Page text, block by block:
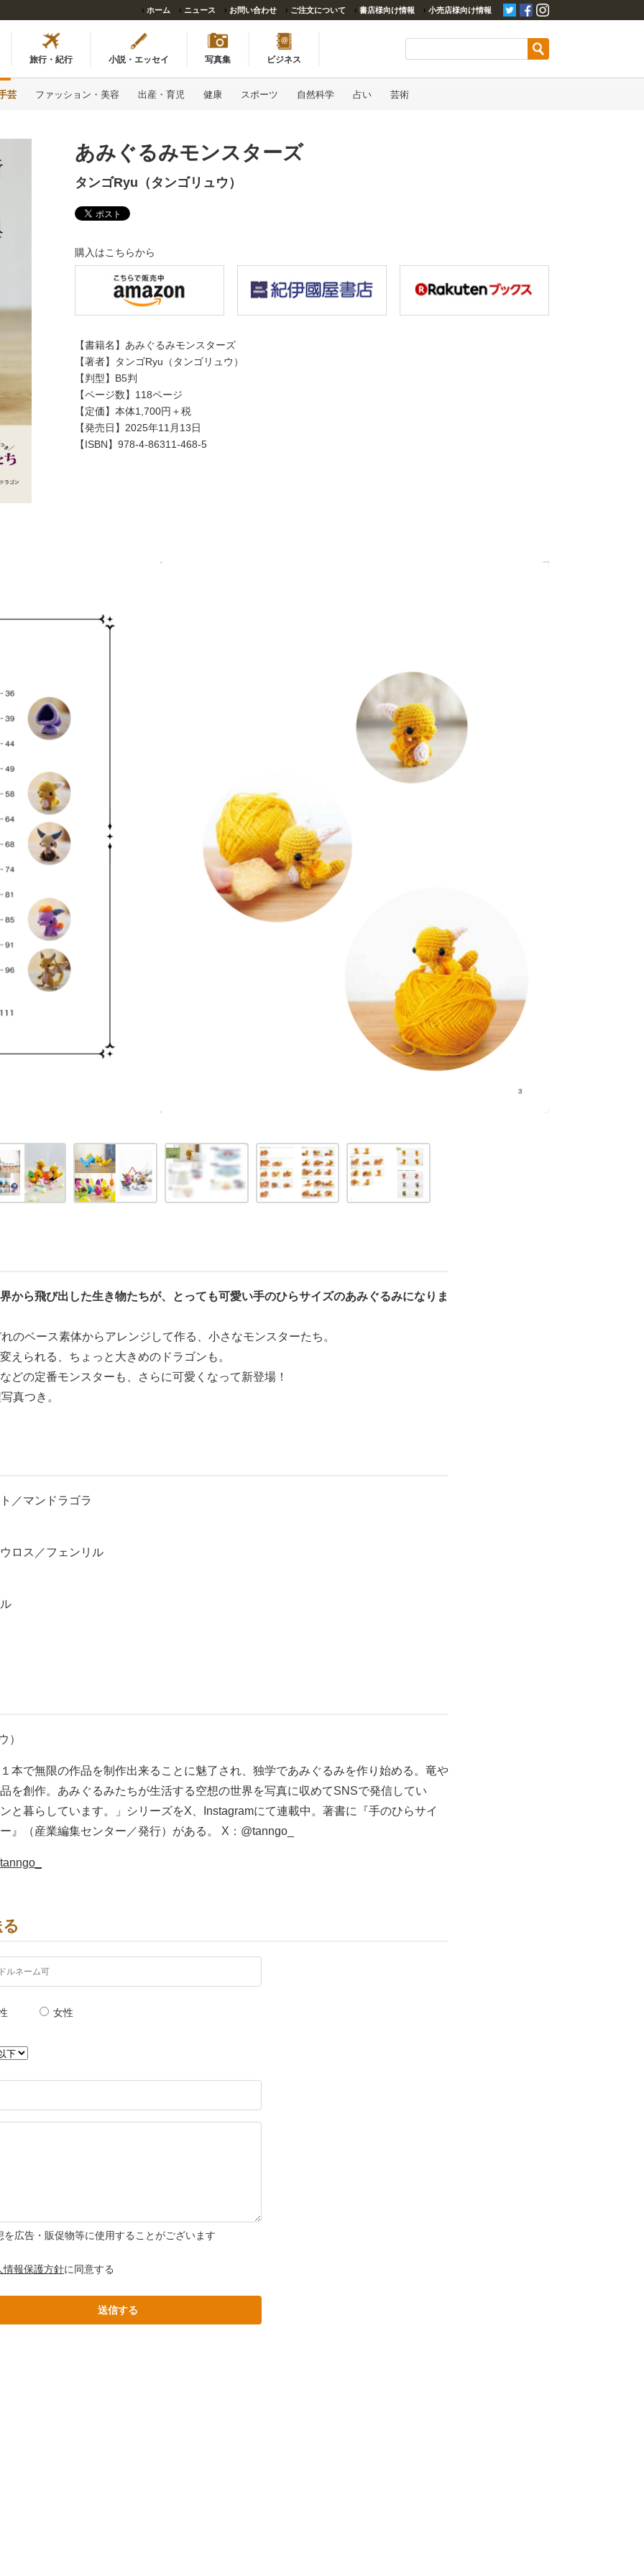
› ホーム › ニュース › お問い合わせ › ご注文について › 書店様向け情報 › 小売店様向け情報
旅行・紀行 小説・エッセイ 写真集 ビジネス
芸 ファッション・美容 出産・育児 健康 スポーツ 自然科学 占い 芸術
あみぐるみモンスターズ
タンゴRyu（タンゴリュウ）
購入はこちらから
【書籍名】あみぐるみモンスターズ
【著者】タンゴRyu（タンゴリュウ）
【判型】B5判
【ページ数】118ページ
【定価】本体1,700円＋税
【発売日】2025年11月13日
【ISBN】978-4-86311-468-5
から飛び出した生き物たちが、とっても可愛い手のひらサイズのあみぐるみになりま
のベース素体からアレンジして作る、小さなモンスターたち。
えられる、ちょっと大きめのドラゴンも。
どの定番モンスターも、さらに可愛くなって新登場！
真つき。
／マンドラゴラ
ロス／フェンリル
）
本で無限の作品を制作出来ることに魅了され、独学であみぐるみを作り始める。竜や
を創作。あみぐるみたちが生活する空想の世界を写真に収めてSNSで発信してい
と暮らしています。」シリーズをX、Instagramにて連載中。著書に『手のひらサイ
』（産業編集センター／発行）がある。 X：@tanngo_
女性
広告・販促物等に使用することがございます
情報保護方針に同意する